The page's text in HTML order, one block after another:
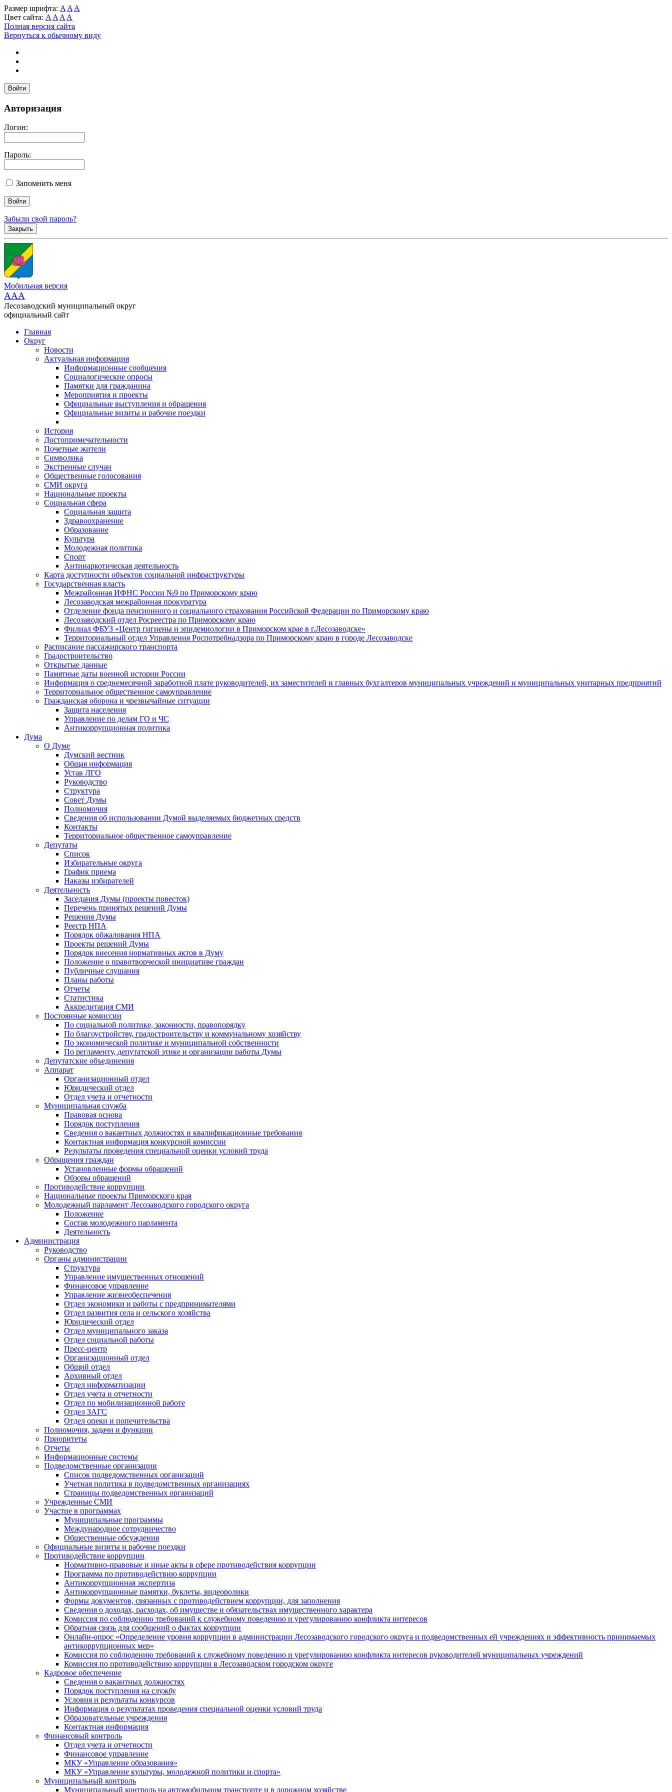
Размер шрифта: A A A
Цвет сайта: A A A A
Полная версия сайта
Вернуться к обычному виду
Войти
Авторизация
Логин:
Пароль:
Запомнить меня
Забыли свой пароль?
Закрыть
Мобильная версия
AAA
Лесозаводский муниципальный округ
официальный сайт
Главная
Округ
Новости
Актуальная информация
Информационные сообщения
Социалогические опросы
Памятки для гражданина
Мероприятия и проекты
Официальные выступления и обращения
Официальные визиты и рабочие поездки
История
Достопримечательности
Почетные жители
Символика
Экстренные случаи
Общественные голосования
СМИ округа
Национальные проекты
Социальная сфера
Социальная защита
Здравоохранение
Образование
Культура
Молодежная политика
Спорт
Антинаркотическая деятельность
Карта доступности объектов социальной инфраструктуры
Государственная власть
Межрайонная ИФНС России №9 по Приморскому краю
Лесозаводская межрайонная прокуратура
Отделение фонда пенсионного и социального страхования Российской Федерации по Приморскому краю
Лесозаводский отдел Росреестра по Приморскому краю
Филиал ФБУЗ «Центр гигиены и эпидемиологии в Приморском крае в г.Лесозаводске»
Территориальный отдел Управления Роспотребнадзора по Приморскому краю в городе Лесозаводске
Расписание пассажирского транспорта
Градостроительство
Открытые данные
Памятные даты военной истории России
Информация о среднемесячной заработной плате руководителей, их заместителей и главных бухгалтеров муниципальных учреждений и муниципальных унитарных предприятий
Территориальное общественное самоуправление
Гражданская оборона и чрезвычайные ситуации
Защита населения
Управление по делам ГО и ЧС
Антикоррупционная политика
Дума
О Думе
Думский вестник
Общая информация
Устав ЛГО
Руководство
Структура
Совет Думы
Полномочия
Сведения об использовании Думой выделяемых бюджетных средств
Контакты
Территориальное общественное самоуправление
Депутаты
Список
Избирательные округа
График приема
Наказы избирателей
Деятельность
Заседания Думы (проекты повесток)
Перечень принятых решений Думы
Решения Думы
Реестр НПА
Порядок обжалования НПА
Проекты решений Думы
Порядок внесения нормативных актов в Думу
Положение о правотворческой инициативе граждан
Публичные слушания
Планы работы
Отчеты
Статистика
Аккредитация СМИ
Постоянные комиссии
По социальной политике, законности, правопорядку
По благоустройству, градостроительству и коммунальному хозяйству
По экономической политике и муниципальной собственности
По регламенту, депутатской этике и организации работы Думы
Депутатские объединения
Аппарат
Организационный отдел
Юридический отдел
Отдел учета и отчетности
Муниципальная служба
Правовая основа
Порядок поступления
Сведения о вакантных должностях и квалификационные требования
Контактная информация конкурсной комиссии
Результаты проведения специальной оценки условий труда
Обращения граждан
Установленные формы обращений
Обзоры обращений
Противодействие коррупции
Национальные проекты Приморского края
Молодежный парламент Лесозаводского городского округа
Положение
Состав молодежного парламента
Деятельность
Администрация
Руководство
Органы администрации
Структура
Управление имущественных отношений
Финансовое управление
Управление жизнеобеспечения
Отдел экономики и работы с предпринимателями
Отдел развития села и сельского хозяйства
Юридический отдел
Отдел муниципального заказа
Отдел социальной работы
Пресс-центр
Организационный отдел
Общий отдел
Архивный отдел
Отдел информатизации
Отдел учета и отчетности
Отдел по мобилизационной работе
Отдел ЗАГС
Отдел опеки и попечительства
Полномочия, задачи и функции
Приоритеты
Отчеты
Информационные системы
Подведомственные организации
Список подведомственных организаций
Учетная политика в подведомственных организациях
Страницы подведомственных организаций
Учрежденные СМИ
Участие в программах
Муниципальные программы
Международное сотрудничество
Общественные обсуждения
Официальные визиты и рабочие поездки
Противодействие коррупции
Нормативно-правовые и иные акты в сфере противодействия коррупции
Программа по противодействию коррупции
Антикоррупционная экспертиза
Антикоррупционные памятки, буклеты, видеоролики
Формы документов, связанных с противодействием коррупции, для заполнения
Сведения о доходах, расходах, об имуществе и обязательствах имущественного характера
Комиссия по соблюдению требований к служебному поведению и урегулированию конфликта интересов
Обратная связь для сообщений о фактах коррупции
Онлайн-опрос «Определение уровня коррупции в администрации Лесозаводского городского округа и подведомственных ей учреждениях и эффективность принимаемых
антикоррупционных мер»
Комиссия по соблюдению требований к служебному поведению и урегулированию конфликта интересов руководителей муниципальных учреждений
Комиссия по противодействию коррупции в Лесозаводском городском округе
Кадровое обеспечение
Сведения о вакантных должностях
Порядок поступления на службу
Условия и результаты конкурсов
Информация о результатах проведения специальной оценки условий труда
Образовательные учреждения
Контактная информация
Финансовый контроль
Отдел учета и отчетности
Финансовое управление
МКУ «Управление образования»
МКУ «Управление культуры, молодежной политики и спорта»
Муниципальный контроль
Муниципальный контроль на автомобильном транспорте и в дорожном хозяйстве